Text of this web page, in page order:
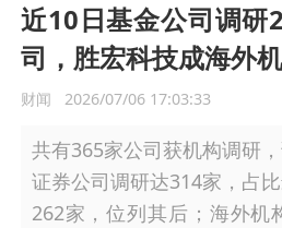
近10日基金公司调研
司，胜宏科技成海外
财闻 2026/07/06 17:03:33
共有365家公司获机构调研
证券公司调研达314家，占
262家，位列其后；海外机